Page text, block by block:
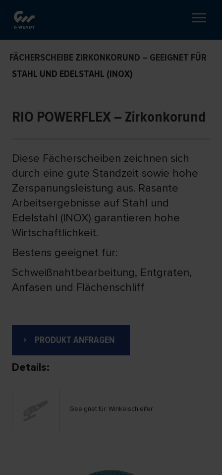
FÄCHERSCHEIBE ZIRKONKORUND – GEEIGNET FÜR
STAHL UND EDELSTAHL (INOX)
RIO POWERFLEX – Zirkonkorund
Diese Fächerscheiben zeichnen sich
durch eine gute Standzeit sowie hohe
Zerspanungsleistung aus. Rasante
Arbeitsergebnisse auf Stahl und
Edelstahl (INOX) garantieren hohe
Wirtschaftlichkeit.
Bestens geeignet für:
Schweißnahtbearbeitung, Entgraten,
Anfasen und Flächenschliff
PRODUKT ANFRAGEN
Details:
Geeignet für: Winkelschleifer